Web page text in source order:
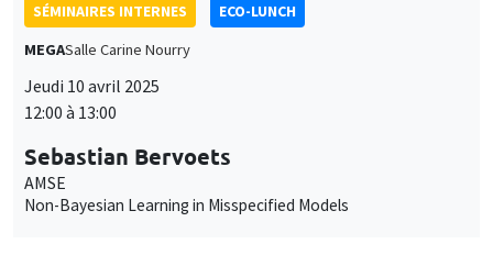
SÉMINAIRES INTERNES
ECO-LUNCH
MEGASalle Carine Nourry
Jeudi 10 avril 2025
12:00 à 13:00
Sebastian Bervoets
AMSE
Non-Bayesian Learning in Misspecified Models